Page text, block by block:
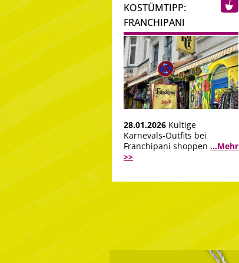
KOSTÜMTIPP:
FRANCHIPANI
28.01.2026 Kultige
Karnevals-Outfits bei
Franchipani shoppen ...Mehr
>>